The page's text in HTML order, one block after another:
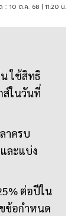
: 10 ต.ค. 68 | 11:20 น.
ใช้สิทธิ
ส์ในวันที่
าครบ
ละแบ่ง
ต่อปีใน
ข้อกำหนด